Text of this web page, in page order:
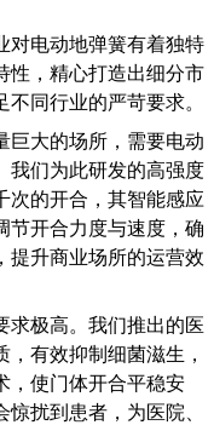
对电动地弹簧有着独特
性，精心打造出细分市
同行业的严苛要求。
巨大的场所，需要电动
我们为此研发的高强度
次的开合，其智能感应
节开合力度与速度，确
提升商业场所的运营效
求极高。我们推出的医
有效抑制细菌滋生，
，使门体开合平稳安
扰到患者，为医院、